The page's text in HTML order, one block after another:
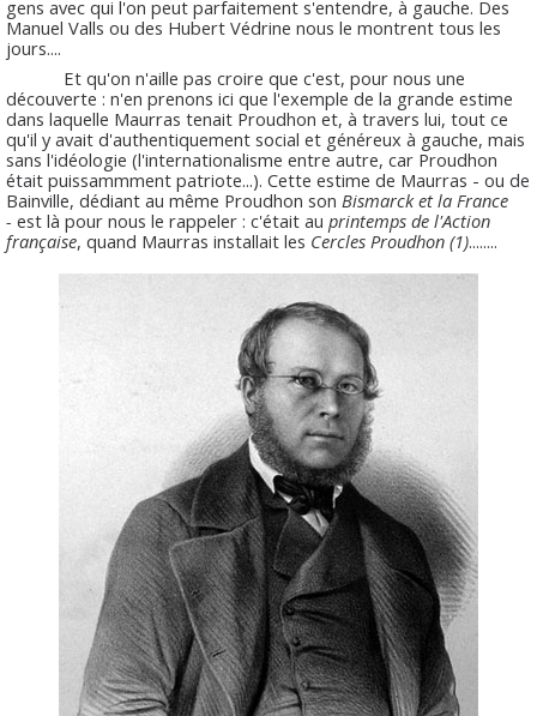
gens avec qui l'on peut parfaitement s'entendre, à gauche. Des
Manuel Valls ou des Hubert Védrine nous le montrent tous les
jours....
Et qu'on n'aille pas croire que c'est, pour nous une
découverte : n'en prenons ici que l'exemple de la grande estime
dans laquelle Maurras tenait Proudhon et, à travers lui, tout ce
qu'il y avait d'authentiquement social et généreux à gauche, mais
sans l'idéologie (l'internationalisme entre autre, car Proudhon
était puissammment patriote...). Cette estime de Maurras - ou de
Bainville, dédiant au même Proudhon son Bismarck et la France
- est là pour nous le rappeler : c'était au printemps de l'Action
française, quand Maurras installait les Cercles Proudhon (1)........